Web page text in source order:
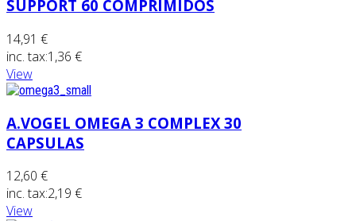
SUPPORT 60 COMPRIMIDOS
14,91 €
inc. tax:1,36 €
View
A.VOGEL OMEGA 3 COMPLEX 30
CAPSULAS
12,60 €
inc. tax:2,19 €
View